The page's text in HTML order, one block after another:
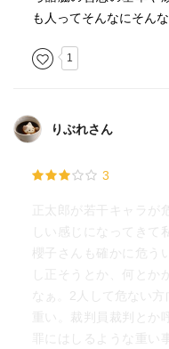
悲しくもあり世に訴え
櫻子さんが消えた理由
でも、理由を聞くと
たとえ口止めされて
も人ってそんなにそん
1
りぶれさん
3
正太郎が若干キャラ
しい感じになってきて
櫻子さんも確かに危う
し正そうとか、何とか
なぁ。2人して危ない
重い。裁判員裁判とか
罪にはしるような重い